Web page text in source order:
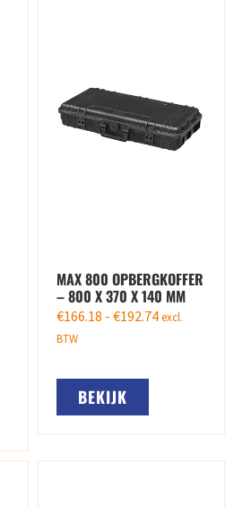
MAX 800 OPBERGKOFFER
– 800 X 370 X 140 MM
€166.18 - €192.74excl.
BTW
BEKIJK